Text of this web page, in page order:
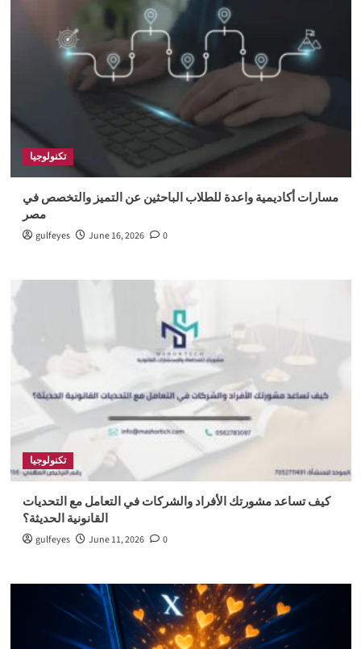
تكنولوجيا
مسارات أكاديمية واعدة للطلاب الباحثين عن التميز والتخصص في
مصر
gulfeyes June 16, 2026 0
تكنولوجيا
كيف تساعد مشورتك الأفراد والشركات في التعامل مع التحديات
القانونية الحديثة؟
gulfeyes June 11, 2026 0